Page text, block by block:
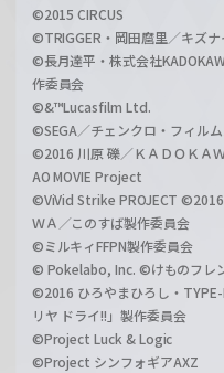
©2015 CIRCUS
©TRIGGER・岡田麿里／キズ
©長月達平・株式会社
作委員会
©&™Lucasfilm Ltd.
©SEGA／チェンクロ・フィル
©2016 川原 礫／ＫＡＤＯＫＡ
AO MOVIE Project
©ViVid Strike PROJECT ©2016
ＷＡ／このすば製作委員会
©ミルキィFFPN製作委員会
© Pokelabo, Inc. ©けものフレ
©2016 ひろやまひろし・
リヤ ドライ!!」製作委員会
©Project Luck & Logic
©Project シンフォギアAXZ